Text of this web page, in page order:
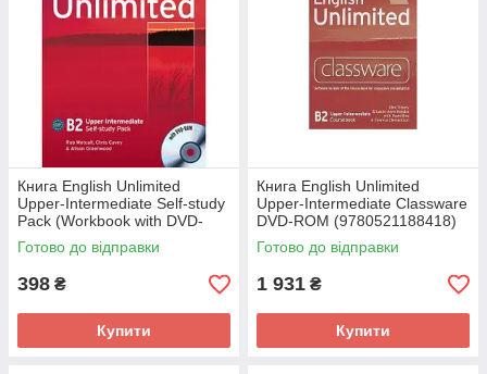
Книга English Unlimited
Upper-Intermediate Self-study
Pack (Workbook with DVD-
ROM) (9780521169714)
Cambridge University Press
Готово до відправки
398 ₴
Купити
Книга English Unlimited
Upper-Intermediate Classware
DVD-ROM (9780521188418)
Cambridge University Press
Готово до відправки
1 931 ₴
Купити